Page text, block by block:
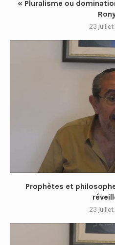
« Pluralisme ou
23
Prophètes et
23